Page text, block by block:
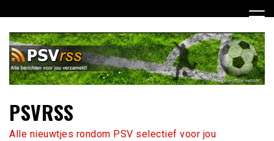
naar
inhoud
PSVRSS
Alle nieuwtjes rondom PSV selectief voor jou